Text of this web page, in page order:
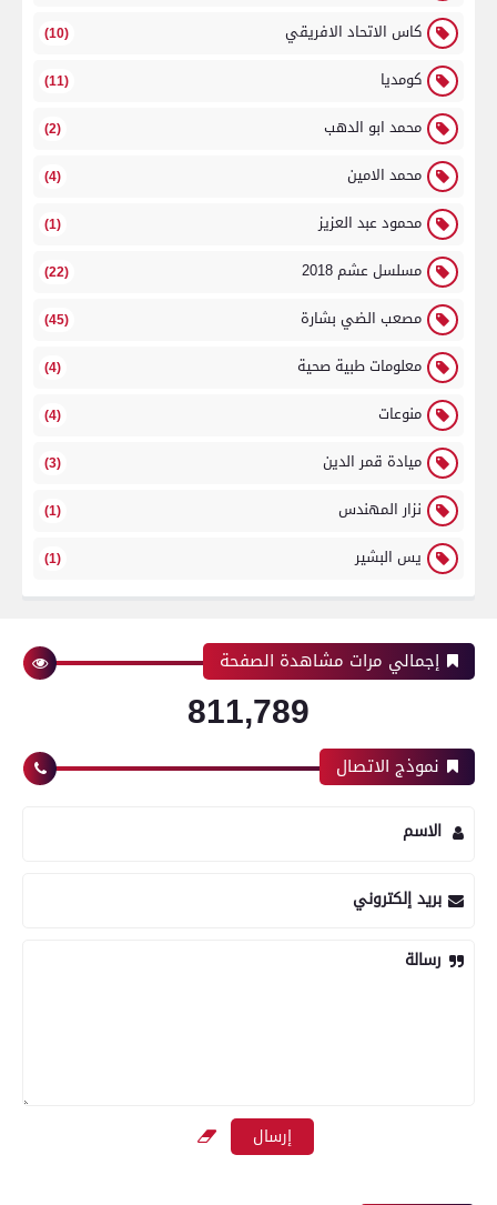
كاس الاتحاد الافريقي (10)
كومديا (11)
محمد ابو الدهب (2)
محمد الامين (4)
محمود عبد العزيز (1)
مسلسل عشم 2018 (22)
مصعب الضي بشارة (45)
معلومات طبية صحية (4)
منوعات (4)
ميادة قمر الدين (3)
نزار المهندس (1)
يس البشير (1)
إجمالي مرات مشاهدة الصفحة
811,789
نموذج الاتصال
الاسم
بريد إلكتروني
رسالة